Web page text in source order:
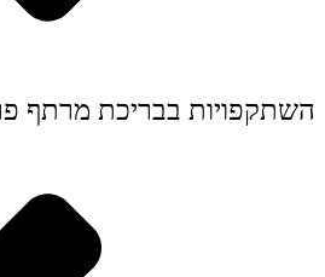
השתקפויות בבריכת מרתף